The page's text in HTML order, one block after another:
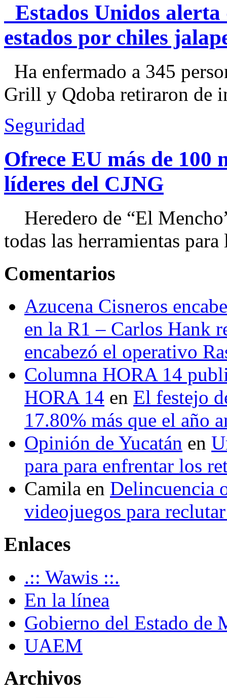
Estados Unidos alerta
estados por chiles
Ha enfermado a 345
Grill y Qdoba retiraron de
Seguridad
Ofrece EU más de 100
líderes del CJNG
Heredero de “El
todas las herramientas
Comentarios
Azucena Cisneros
en la R1 – Carlos Hank
encabezó el operativo
Columna HORA 14
HORA 14 en El festejo
17.80% más que el año
Opinión de Yucatán en
para para enfrentar los
Camila en Delincuencia
videojuegos para
Enlaces
.:: Wawis ::.
En la línea
Gobierno del Estado de
UAEM
Archivos